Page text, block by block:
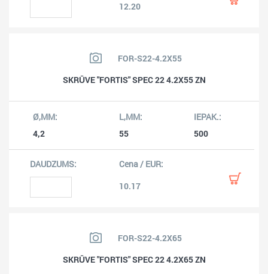
12.20
FOR-S22-4.2X55
SKRŪVE "FORTIS" SPEC 22 4.2X55 ZN
4,2 55 500
10.17
FOR-S22-4.2X65
SKRŪVE "FORTIS" SPEC 22 4.2X65 ZN